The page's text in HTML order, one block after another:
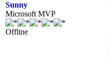
Sunny
Microsoft MVP
Offline